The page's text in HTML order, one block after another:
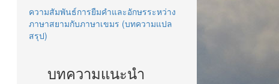
ความสัมพันธ์การยืมคำและอักษรระหว่าง
ภาษาสยามกับภาษาเขมร (บทความแปล
สรุป)
บทความแนะนำ